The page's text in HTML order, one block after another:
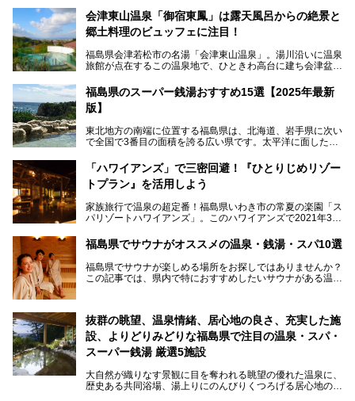
会津東山温泉「御宿東鳳」は露天風呂からの絶景と
郷土料理のビュッフェに注目！
福島県会津若松市の名湯「会津東山温泉」。湯川沿いに温泉
旅館が点在するこの温泉地で、ひときわ高台に建ち会津盆地
ELS & RESORTSの「御宿東鳳」です。
大浴場は「宙の湯」「棚雲の湯」の2つ。いずれも素晴らし
の郷土料理など夕朝食の美味しさも評判。人気のこのお宿の
過ごし方を徹底紹介いたします。
───
提供元：オリックス・ホテルマネジメント株式会社【PR】
この記事は会津東山温泉 御宿東鳳のPR記事です。
福島県のスーパー銭湯おすすめ15選【2025年最新
版】
東北地方の南端に位置する福島県は、北海道、岩手県に次い
で全国で3番目の面積を誇る広い県です。太平洋に面した
る「中通り」、磐梯山や猪苗代湖、五色沼、尾瀬湿原などが
ある「会津地方」まで、変化に富んだ自然を楽しめるのが魅
力です。
も良好で、首都圏からの週末旅行先としても人気の福島県。
そんな福島県でチェックしておきたい、評判のスーパー銭湯
「ハワイアンズ」で三密回避！『ひとりじめリゾー
トプラン』を活用しよう
家族旅行で温泉の超定番！福島県いわき市の常夏の楽園「ス
パリゾートハワイアンズ」。このハワイアンズで2021年3月
く温泉編」をスタートしました。
子供と一緒に安心して温泉に行きたい、そんな方にお役立ち
のこのプランをはじめとして、ハワイアンズの「ひとりじめ
リゾートプラン」の魅力をご紹介します。
福島県でサウナがオススメの温泉・銭湯・スパ10選
福島県でサウナが楽しめる場所をお探しではありませんか？
この記事では、県内で特におすすめしたいサウナがある温泉
「最近疲れが溜まってる。リフレッシュできる場所ないか
な？」
そんな方は、ぜひサウナに足を運んでみてくださいね。
抜群の眺望、温泉情緒、居心地の良さ、充実した施
設、よりどりみどりな福島県で注目の温泉・スパ・
スーパー銭湯 厳選5施設
大自然が織りなす景観に目を奪われる眺望の優れた温泉に、
歴史ある共同浴場、湯上りにのんびりくつろげる居心地のい